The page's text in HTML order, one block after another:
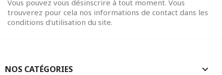
Vous pouvez vous désinscrire à tout moment. Vous
trouverez pour cela nos informations de contact dans les
conditions d'utilisation du site.
NOS CATÉGORIES 